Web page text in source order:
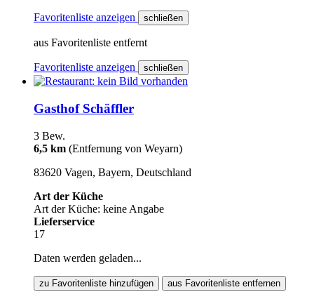
Favoritenliste anzeigen schließen
aus Favoritenliste entfernt
Favoritenliste anzeigen schließen
Gasthof Schäffler
3 Bew.
6,5 km (Entfernung von Weyarn)
83620 Vagen, Bayern, Deutschland
Art der Küche
Art der Küche: keine Angabe
Lieferservice
17
Daten werden geladen...
zu Favoritenliste hinzufügen aus Favoritenliste entfernen